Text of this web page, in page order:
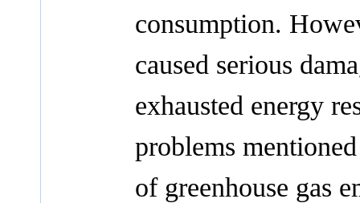
consumption.
caused serious
exhausted energy
problems
of greenhouse gas